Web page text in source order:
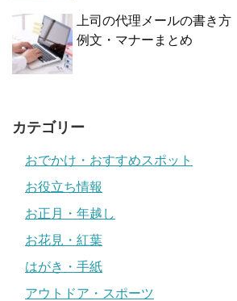
上司の代理メールの書き方
例文・マナーまとめ
カテゴリー
おでかけ・おすすめスポット
お役立ち情報
お正月・年越し
お花見・紅葉
はがき・手紙
アウトドア・スポーツ